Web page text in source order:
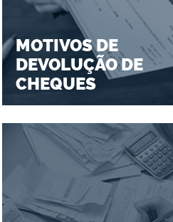
MOTIVOS DE
DEVOLUÇÃO DE
CHEQUES